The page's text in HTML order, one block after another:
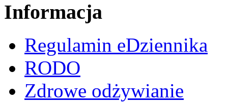
Informacja
Regulamin eDziennika
RODO
Zdrowe odżywianie